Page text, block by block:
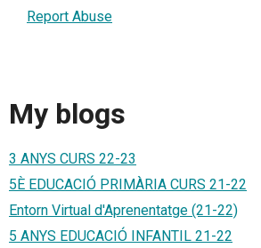
Report Abuse
My blogs
3 ANYS CURS 22-23
5È EDUCACIÓ PRIMÀRIA CURS 21-22
Entorn Virtual d'Aprenentatge (21-22)
5 ANYS EDUCACIÓ INFANTIL 21-22